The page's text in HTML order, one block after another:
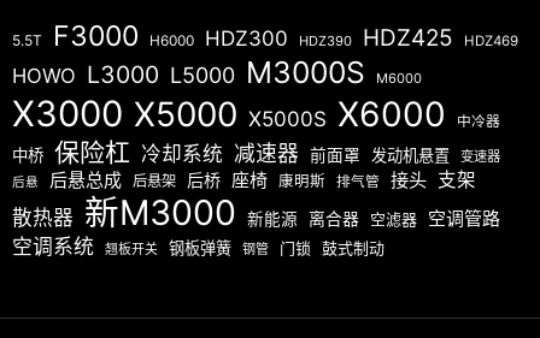
5.5T F3000 H6000 HDZ300 HDZ390 HDZ425 HDZ469
HOWO L3000 L5000 M3000S M6000
X3000 X5000 X5000S X6000 中冷器
中桥 保险杠 冷却系统 减速器 前面罩 发动机悬置 变速器
后悬 后悬总成 后悬架 后桥 座椅 康明斯 排气管 接头 支架
散热器 新M3000 新能源 离合器 空滤器 空调管路
空调系统 翘板开关 钢板弹簧 钢管 门锁 鼓式制动